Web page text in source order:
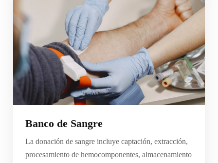
Banco de Sangre
La donación de sangre incluye captación, extracción,
procesamiento de hemocomponentes, almacenamiento